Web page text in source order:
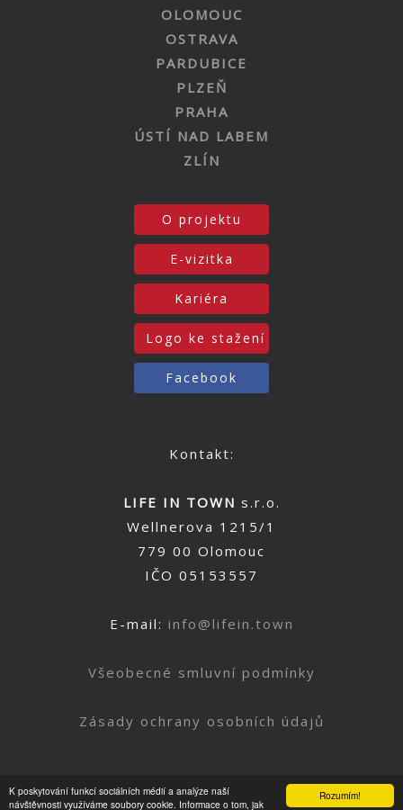
Rozumím!
K poskytování funkcí sociálních médií a analýze naší
návštěvnosti využíváme soubory cookie. Informace o tom, jak
OLOMOUC
OSTRAVA
PARDUBICE
PLZEŇ
PRAHA
ÚSTÍ NAD LABEM
ZLÍN
O projektu
E-vizitka
Kariéra
Logo ke stažení
Facebook
Kontakt:
LIFE IN TOWN s.r.o.
Wellnerova 1215/1
779 00 Olomouc
IČO 05153557
E-mail: info@lifein.town
Všeobecné smluvní podmínky
Zásady ochrany osobních údajů
Nahoru